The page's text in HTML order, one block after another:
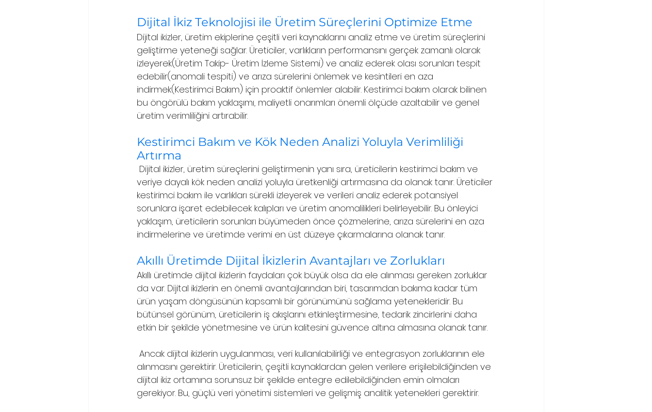
Dijital İkiz Teknolojisi ile Üretim Süreçlerini Optimize Etme
Dijital ikizler, üretim ekiplerine çeşitli veri kaynaklarını analiz etme ve üretim süreçlerini
geliştirme yeteneği sağlar. Üreticiler, varlıkların performansını gerçek zamanlı olarak
izleyerek(Üretim Takip- Üretim İzleme Sistemi) ve analiz ederek olası sorunları tespit
edebilir(anomali tespiti) ve arıza sürelerini önlemek ve kesintileri en aza
indirmek(Kestirimci Bakım) için proaktif önlemler alabilir. Kestirimci bakım olarak bilinen
bu öngörülü bakım yaklaşımı, maliyetli onarımları önemli ölçüde azaltabilir ve genel
üretim verimliliğini artırabilir.
Kestirimci Bakım ve Kök Neden Analizi Yoluyla Verimliliği
Artırma
Dijital ikizler, üretim süreçlerini geliştirmenin yanı sıra, üreticilerin kestirimci bakım ve
veriye dayalı kök neden analizi yoluyla üretkenliği artırmasına da olanak tanır. Üreticiler
kestirimci bakım ile varlıkları sürekli izleyerek ve verileri analiz ederek potansiyel
sorunlara işaret edebilecek kalıpları ve üretim anomalilikleri belirleyebilir. Bu önleyici
yaklaşım, üreticilerin sorunları büyümeden önce çözmelerine, arıza sürelerini en aza
indirmelerine ve üretimde verimi en üst düzeye çıkarmalarına olanak tanır.
Akıllı Üretimde Dijital İkizlerin Avantajları ve Zorlukları
Akıllı üretimde dijital ikizlerin faydaları çok büyük olsa da ele alınması gereken zorluklar
da var. Dijital ikizlerin en önemli avantajlarından biri, tasarımdan bakıma kadar tüm
ürün yaşam döngüsünün kapsamlı bir görünümünü sağlama yetenekleridir. Bu
bütünsel görünüm, üreticilerin iş akışlarını etkinleştirmesine, tedarik zincirlerini daha
etkin bir şekilde yönetmesine ve ürün kalitesini güvence altına almasına olanak tanır.
Ancak dijital ikizlerin uygulanması, veri kullanılabilirliği ve entegrasyon zorluklarının ele
alınmasını gerektirir. Üreticilerin, çeşitli kaynaklardan gelen verilere erişilebildiğinden ve
dijital ikiz ortamına sorunsuz bir şekilde entegre edilebildiğinden emin olmaları
gerekiyor. Bu, güçlü veri yönetimi sistemleri ve gelişmiş analitik yetenekleri gerektirir.